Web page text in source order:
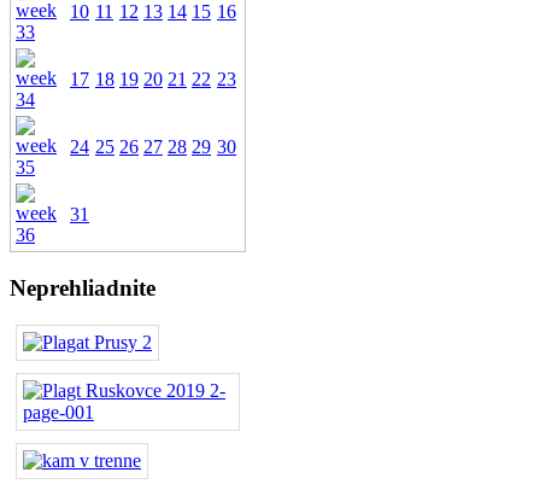
10 11 12 13 14 15 16
17 18 19 20 21 22 23
24 25 26 27 28 29 30
31
Neprehliadnite